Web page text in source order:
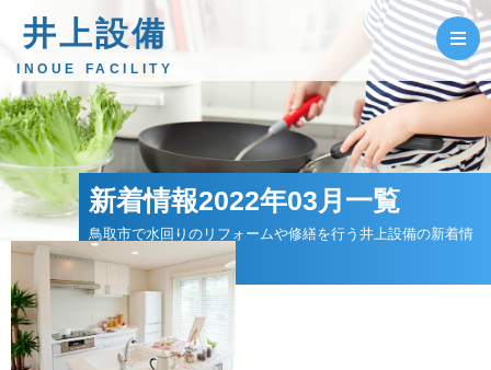
井上設備
INOUE FACILITY
新着情報2022年03月一覧
鳥取市で水回りのリフォームや修繕を行う井上設備の新着情
報